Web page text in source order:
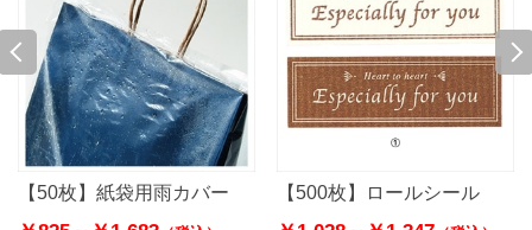
【50枚】紙袋用雨カバー 【500枚】ロールシール